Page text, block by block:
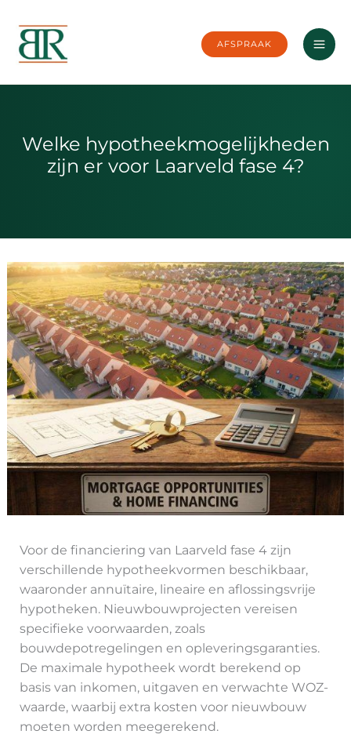
naar
inhoud
AFSPRAAK
Welke hypotheekmogelijkheden
zijn er voor Laarveld fase 4?
Voor de financiering van Laarveld fase 4 zijn
verschillende hypotheekvormen beschikbaar,
waaronder annuïtaire, lineaire en aflossingsvrije
hypotheken. Nieuwbouwprojecten vereisen
specifieke voorwaarden, zoals
bouwdepotregelingen en opleveringsgaranties.
De maximale hypotheek wordt berekend op
basis van inkomen, uitgaven en verwachte WOZ-
waarde, waarbij extra kosten voor nieuwbouw
moeten worden meegerekend.